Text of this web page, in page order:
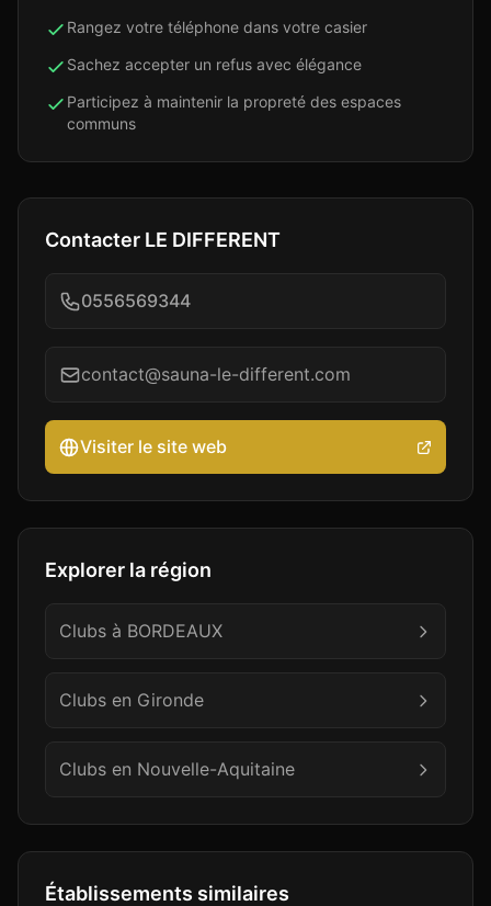
Rangez votre téléphone dans votre casier
Sachez accepter un refus avec élégance
Participez à maintenir la propreté des espaces
communs
Contacter LE DIFFERENT
0556569344
contact@sauna-le-different.com
Visiter le site web
Explorer la région
Clubs à BORDEAUX
Clubs en Gironde
Clubs en Nouvelle-Aquitaine
Établissements similaires